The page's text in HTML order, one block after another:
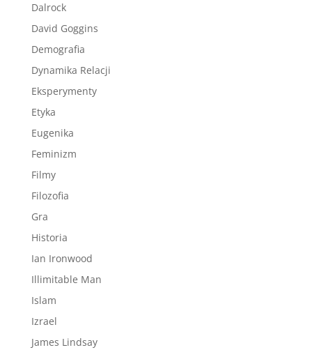
Dalrock
David Goggins
Demografia
Dynamika Relacji
Eksperymenty
Etyka
Eugenika
Feminizm
Filmy
Filozofia
Gra
Historia
Ian Ironwood
Illimitable Man
Islam
Izrael
James Lindsay